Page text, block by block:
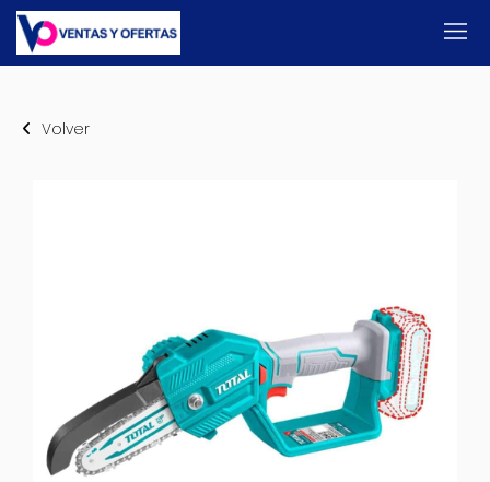
Volver